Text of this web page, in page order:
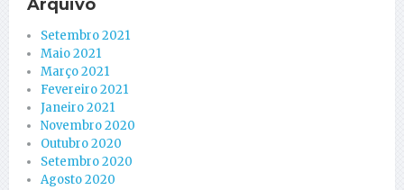
Arquivo
Setembro 2021
Maio 2021
Março 2021
Fevereiro 2021
Janeiro 2021
Novembro 2020
Outubro 2020
Setembro 2020
Agosto 2020